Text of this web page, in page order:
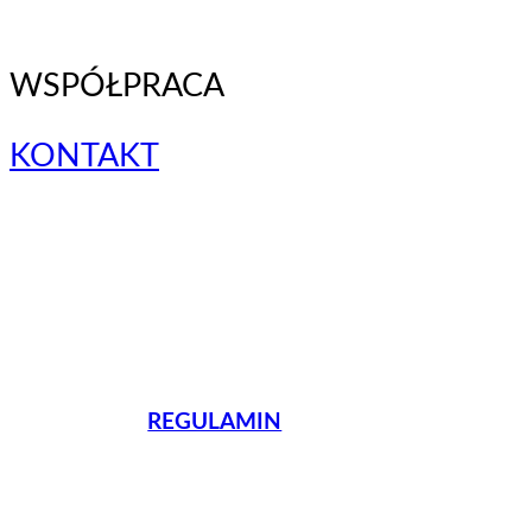
WSPÓŁPRACA
KONTAKT
REGULAMIN